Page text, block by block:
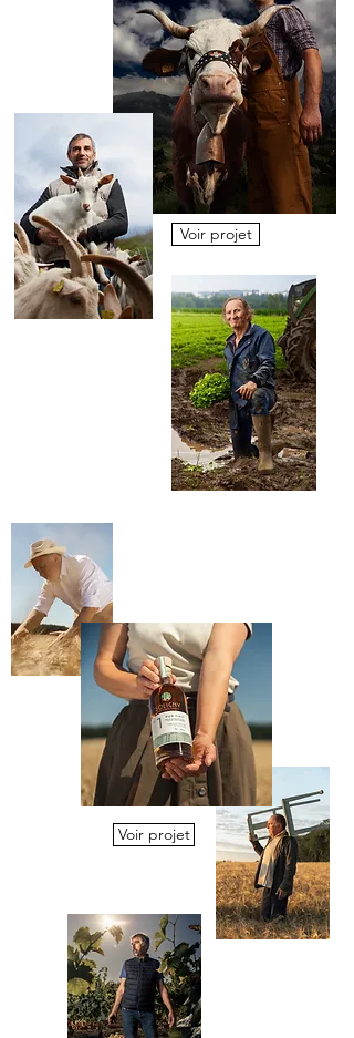
Voir projet
Voir projet